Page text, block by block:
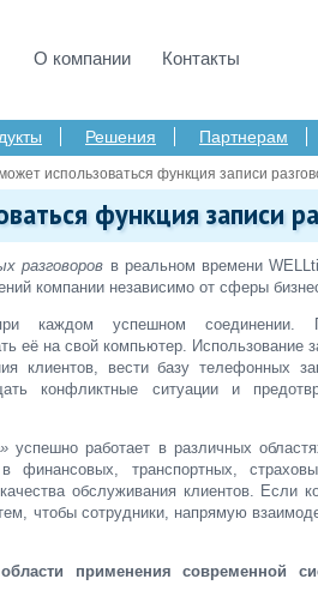
О компании Контакты
Решения Партнерам
использоваться функция записи
функция записи
разговоров в реальном времени
компании независимо от сферы
каждом успешном соединении.
её на свой компьютер. Использование
клиентов, вести базу телефонных
конфликтные ситуации и
успешно работает в различных
финансовых, транспортных,
обслуживания клиентов. Если
чтобы сотрудники, напрямую
области применения современной